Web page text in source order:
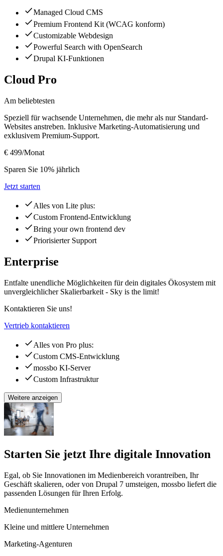
Managed Cloud CMS
Premium Frontend Kit (WCAG konform)
Customizable Webdesign
Powerful Search with OpenSearch
Drupal KI-Funktionen
Cloud Pro
Am beliebtesten
Speziell für wachsende Unternehmen, die mehr als nur Standard-
Websites anstreben. Inklusive Marketing-Automatisierung und
exklusivem Premium-Support.
€ 499/Monat
Sparen Sie 10% jährlich
Jetzt starten
Alles von Lite plus:
Custom Frontend-Entwicklung
Bring your own frontend dev
Priorisierter Support
Enterprise
Entfalte unendliche Möglichkeiten für dein digitales Ökosystem mit
unvergleichlicher Skalierbarkeit - Sky is the limit!
Kontaktieren Sie uns!
Vertrieb kontaktieren
Alles von Pro plus:
Custom CMS-Entwicklung
mossbo KI-Server
Custom Infrastruktur
Weitere anzeigen
Starten Sie jetzt Ihre digitale Innovation
Egal, ob Sie Innovationen im Medienbereich vorantreiben, Ihr
Geschäft skalieren, oder von Drupal 7 umsteigen, mossbo liefert die
passenden Lösungen für Ihren Erfolg.
Medienunternehmen
Kleine und mittlere Unternehmen
Marketing-Agenturen